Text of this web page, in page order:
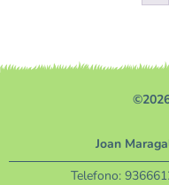
Joan
Telefono: